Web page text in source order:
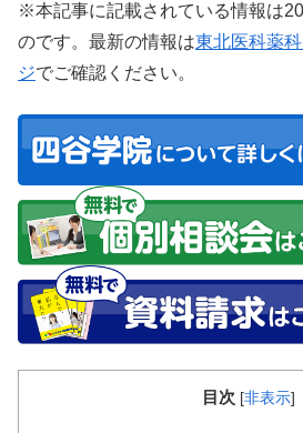
※本記事に記載されている情報は
のです。最新の情報は東北医科薬
ジでご確認ください。
目次 [非表示]